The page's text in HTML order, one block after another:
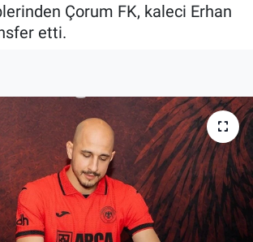
Çorum FK, kaleci Erhan
etti.